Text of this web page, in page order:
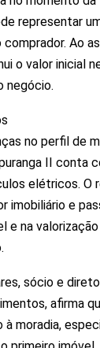
representar
Ao
o valor inicial
negócio.
no perfil de
II conta
elétricos. O
imobiliário e
e na
sócio e
afirma
moradia,